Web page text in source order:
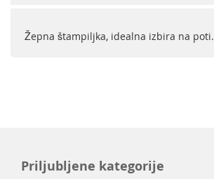
Žepna štampiljka, idealna izbira na poti.
Priljubljene kategorije